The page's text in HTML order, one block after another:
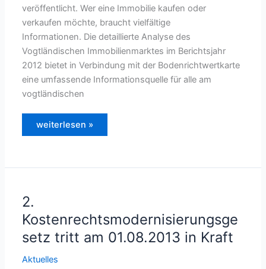
veröffentlicht. Wer eine Immobilie kaufen oder
verkaufen möchte, braucht vielfältige
Informationen. Die detaillierte Analyse des
Vogtländischen Immobilienmarktes im Berichtsjahr
2012 bietet in Verbindung mit der Bodenrichtwertkarte
eine umfassende Informationsquelle für alle am
vogtländischen
Der
weiterlesen »
2.
Kostenrechtsmodernisierungsge
setz tritt am 01.08.2013 in Kraft
Aktuelles